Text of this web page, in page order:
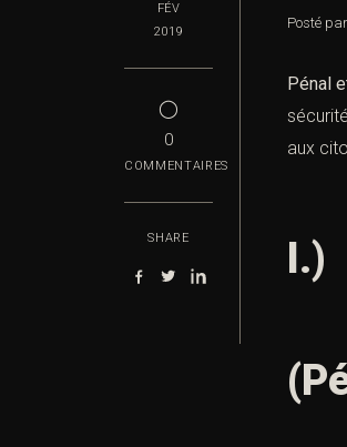
FÉV
2019
◯
0
COMMENTAIRES
SHARE
Posté par
Pénal
aux
I.)